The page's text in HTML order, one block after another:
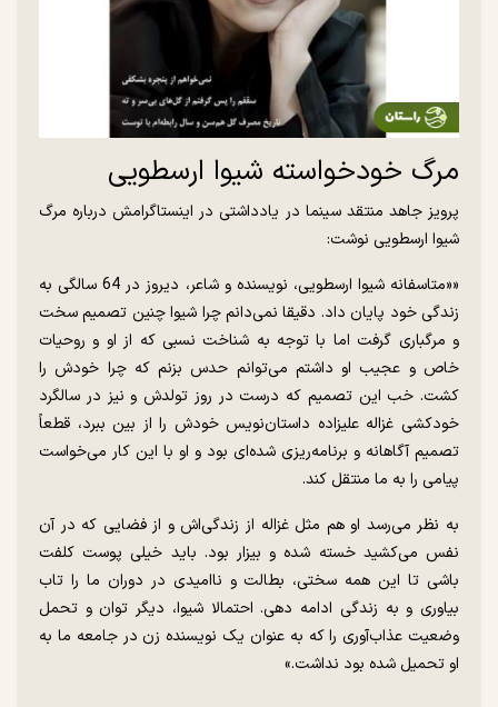
مرگ خودخواسته شیوا ارسطویی
پرویز جاهد منتقد سینما در یادداشتی در اینستاگرامش درباره مرگ
شیوا ارسطویی نوشت:
««متاسفانه شیوا ارسطویی، نویسنده و شاعر، دیروز در 64 سالگی به
زندگی خود پایان داد. دقیقا نمی‌دانم چرا شیوا چنین تصمیم سخت
و مرگباری گرفت اما با توجه به شناخت نسبی که از او و روحیات
خاص و عجیب او داشتم می‌توانم حدس بزنم که چرا خودش را
کشت. خب این تصمیم که درست در روز تولدش و نیز در سالگرد
خودکشی غزاله علیزاده داستان‌نویس خودش را از بین ببرد، قطعاً
تصمیم آگاهانه و برنامه‌ریزی شده‌ای بود و او با این کار می‌خواست
پیامی را به ما منتقل کند.
به نظر می‌رسد او هم مثل غزاله از زندگی‌اش و از فضایی که در آن
نفس می‌کشید خسته شده و بیزار بود. باید خیلی پوست کلفت
باشی تا این همه سختی، بطالت و ناامیدی در دوران ما را تاب
بیاوری و به زندگی ادامه دهی. احتمالا شیوا، دیگر توان و تحمل
وضعیت عذاب‌آوری را که به عنوان یک نویسنده زن در جامعه ما به
او تحمیل شده بود نداشت.»